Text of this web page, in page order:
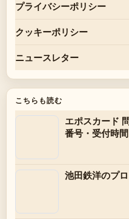
プライバシーポリシー
クッキーポリシー
ニュースレター
こちらも読む
エポスカード
番号・受付時
池田鉄洋のプ